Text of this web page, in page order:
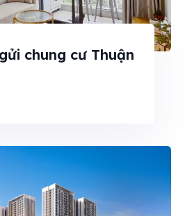
chung cư Thuận